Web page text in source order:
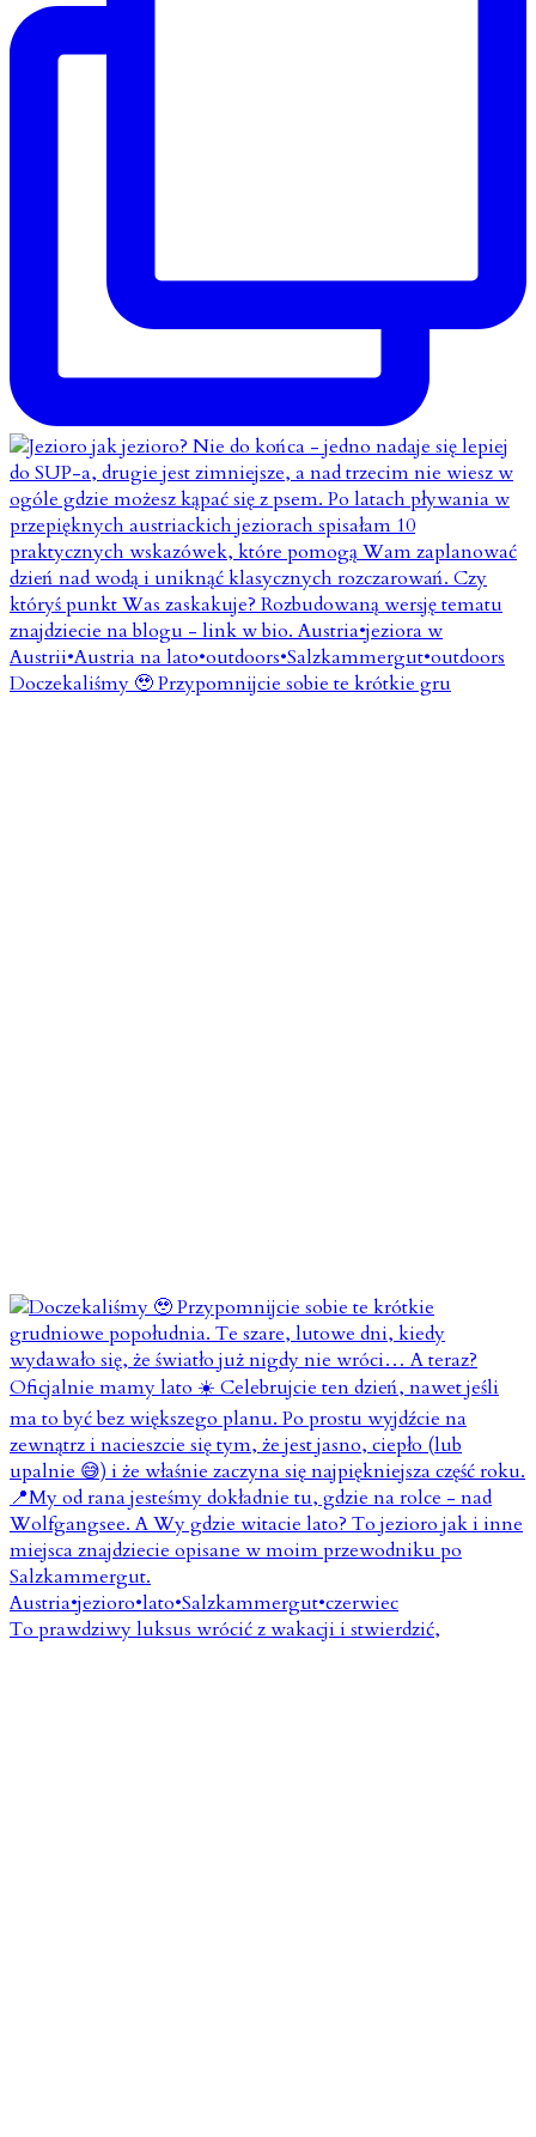
Doczekaliśmy 🥹 Przypomnijcie sobie te krótkie gru
To prawdziwy luksus wrócić z wakacji i stwierdzić,